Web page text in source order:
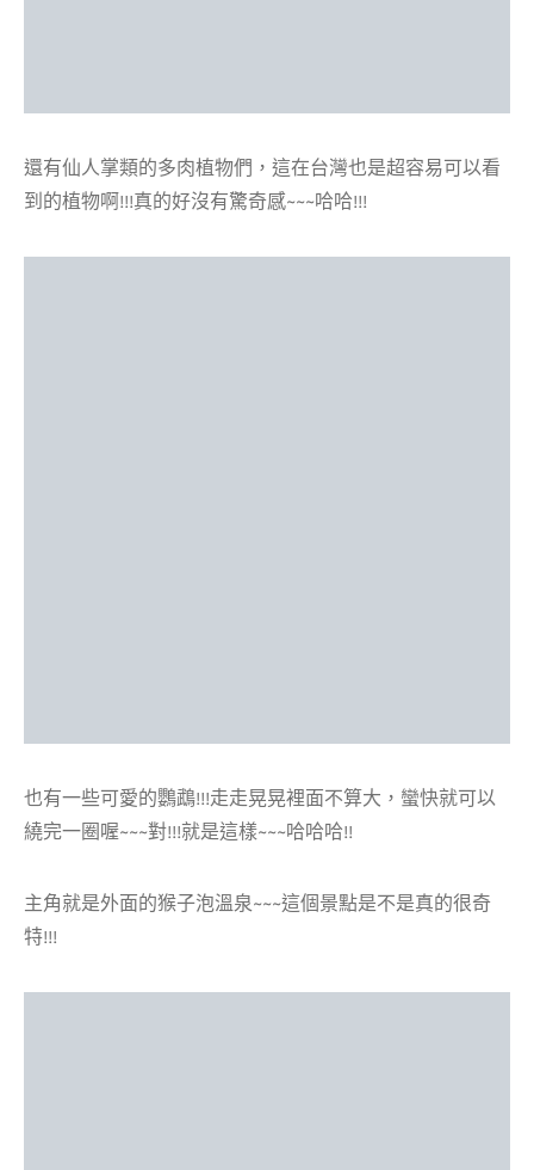
還有仙人掌類的多肉植物們，這在台灣也是超容易可以看
到的植物啊!!!真的好沒有驚奇感~~~哈哈!!!
也有一些可愛的鸚鵡!!!走走晃晃裡面不算大，蠻快就可以
繞完一圈喔~~~對!!!就是這樣~~~哈哈哈!!
主角就是外面的猴子泡溫泉~~~這個景點是不是真的很奇
特!!!